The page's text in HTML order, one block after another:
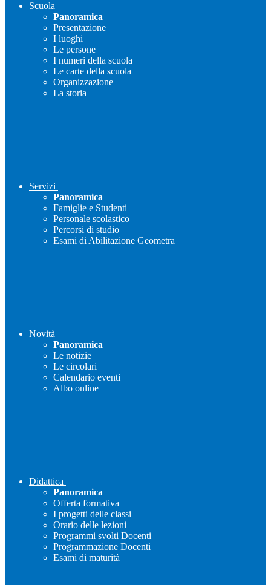
Scuola
Panoramica
Presentazione
I luoghi
Le persone
I numeri della scuola
Le carte della scuola
Organizzazione
La storia
Servizi
Panoramica
Famiglie e Studenti
Personale scolastico
Percorsi di studio
Esami di Abilitazione Geometra
Novità
Panoramica
Le notizie
Le circolari
Calendario eventi
Albo online
Didattica
Panoramica
Offerta formativa
I progetti delle classi
Orario delle lezioni
Programmi svolti Docenti
Programmazione Docenti
Esami di maturità